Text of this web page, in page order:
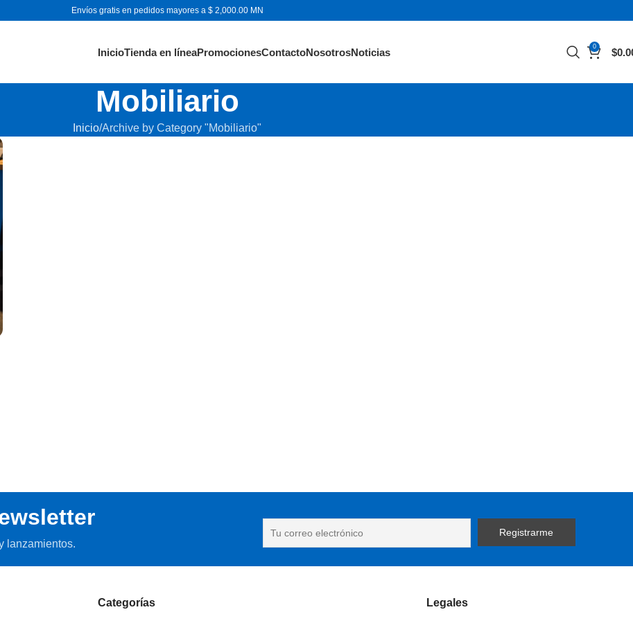
Envíos gratis en pedidos mayores a $ 2,000.00 MN
InicioTienda en líneaPromocionesContactoNosotrosNoticias 0 $
Mobiliario
Inicio Archive by Category "Mobiliario"
lanzamientos.
Categorías Legales